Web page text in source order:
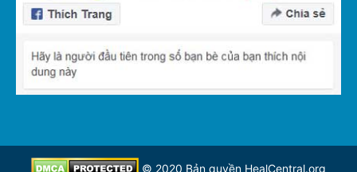
© 2020 Bản quyền HealCentral.org